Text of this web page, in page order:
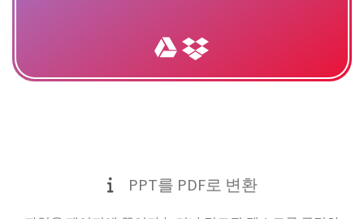
PPT를 PDF로 변환